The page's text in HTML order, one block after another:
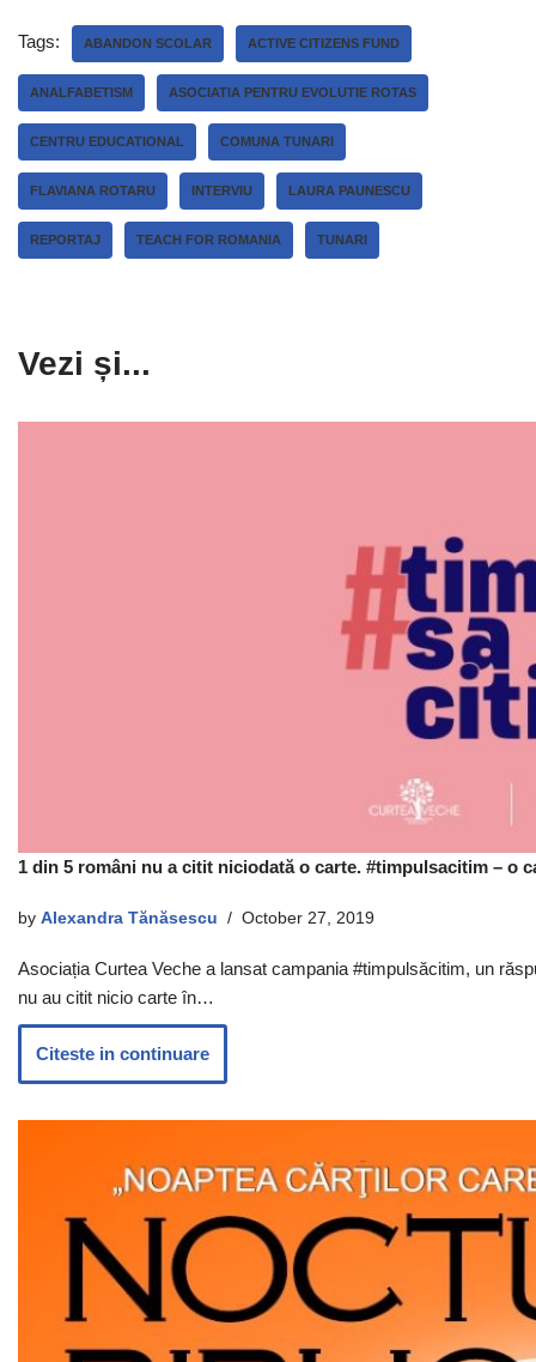
Tags: ABANDON SCOLAR ACTIVE CITIZENS FUND
ANALFABETISM ASOCIATIA PENTRU EVOLUTIE ROTAS
CENTRU EDUCATIONAL COMUNA TUNARI
FLAVIANA ROTARU INTERVIU LAURA PAUNESCU
REPORTAJ TEACH FOR ROMANIA TUNARI
Vezi și...
1 din 5 români nu a citit niciodată o carte. #timpulsacitim – o
by Alexandra Tănăsescu October 27, 2019
Asociația Curtea Veche a lansat campania #timpulsăcitim, un
nu au citit nicio carte în…
Citeste in continuare